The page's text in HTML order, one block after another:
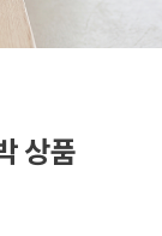
상품